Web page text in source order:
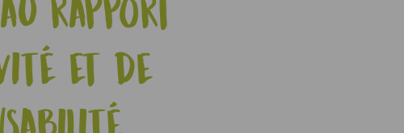
rapport
et de